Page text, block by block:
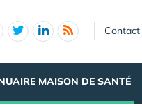
Contact
MAISON DE SANTÉ